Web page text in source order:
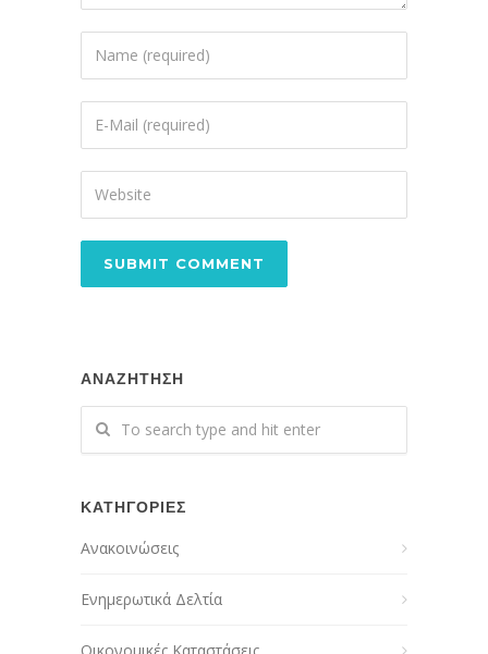
ΑΝΑΖΗΤΗΣΗ
ΚΑΤΗΓΟΡΙΕΣ
Ανακοινώσεις
Ενημερωτικά Δελτία